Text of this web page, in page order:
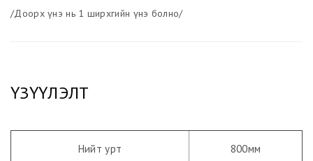
/Доорх үнэ нь 1 ширхгийн үнэ болно/
ҮЗҮҮЛЭЛТ
Нийт урт 800мм